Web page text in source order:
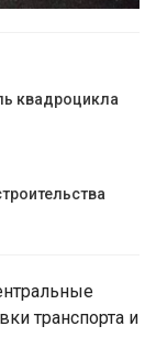
квадроцикла
транспорта и